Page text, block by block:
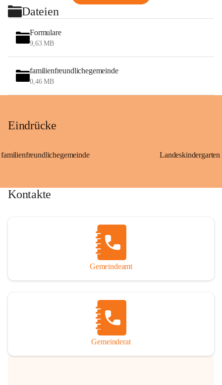
Dateien
Formulare
9,63 MB
familienfreundlichegemeinde
0,46 MB
Eindrücke
familienfreundlichegemeinde
Kontakte
Gemeindeamt
Gemeinderat